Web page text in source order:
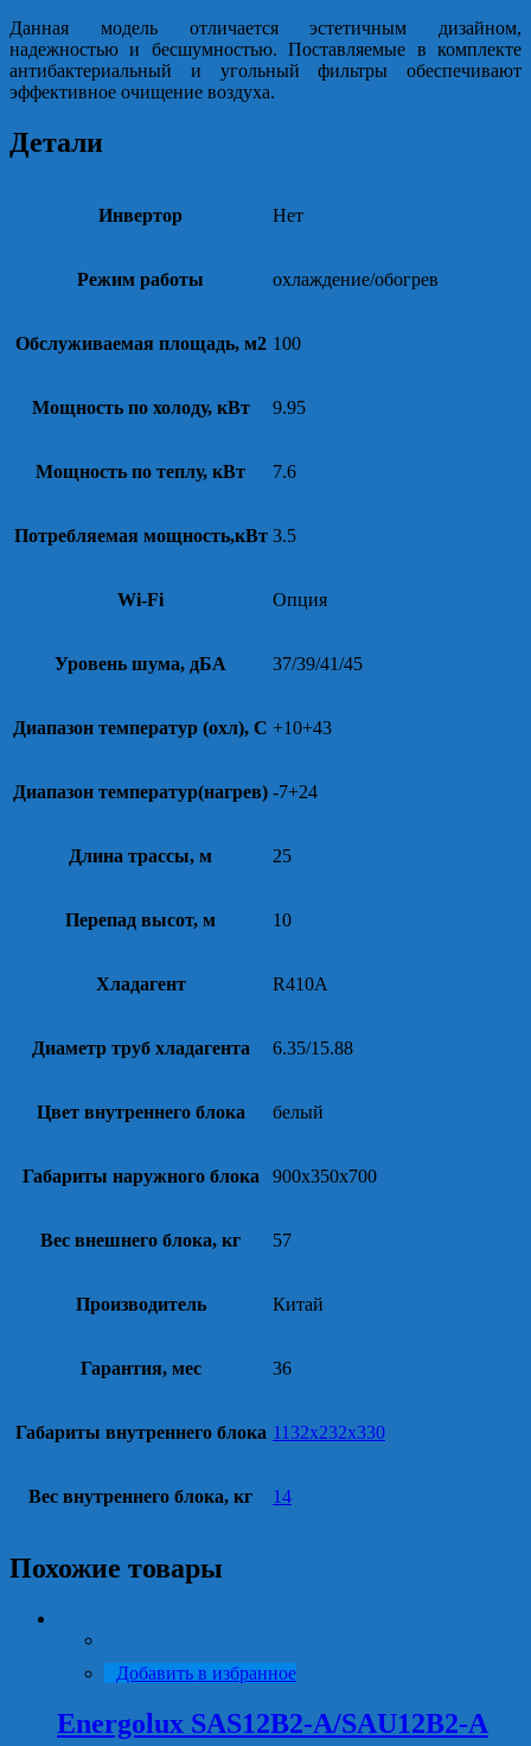
Данная модель отличается эстетичным дизайном,
надежностью и бесшумностью. Поставляемые в комплекте
антибактериальный и угольный фильтры обеспечивают
эффективное очищение воздуха.
Детали
Инвертор Нет
Режим работы охлаждение/обогрев
Обслуживаемая площадь, м2 100
Мощность по холоду, кВт 9.95
Мощность по теплу, кВт 7.6
Потребляемая мощность,кВт 3.5
Wi-Fi Опция
Уровень шума, дБА 37/39/41/45
Диапазон температур (охл), С +10+43
Диапазон температур(нагрев) -7+24
Длина трассы, м 25
Перепад высот, м 10
Хладагент R410A
Диаметр труб хладагента 6.35/15.88
Цвет внутреннего блока белый
Габариты наружного блока 900x350x700
Вес внешнего блока, кг 57
Производитель Китай
Гарантия, мес 36
Габариты внутреннего блока 1132x232x330
Вес внутреннего блока, кг 14
Похожие товары
Добавить в избранное
Energolux SAS12B2-A/SAU12B2-A